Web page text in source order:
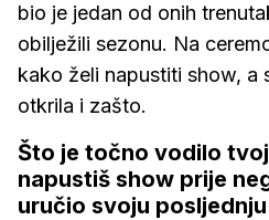
bio je jedan od onih
obilježili sezonu. Na
kako želi napustiti show, a
otkrila i zašto.
Što je točno vodilo
napustiš show prije
uručio svoju